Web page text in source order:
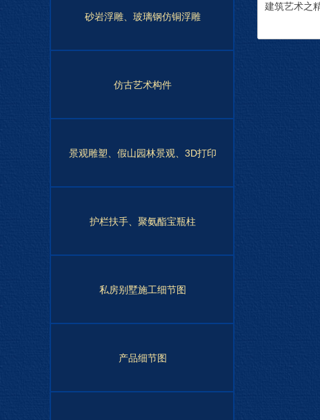
砂岩浮雕、玻璃钢仿铜浮雕
仿古艺术构件
景观雕塑、假山园林景观、3D打印
护栏扶手、聚氨酯宝瓶柱
私房别墅施工细节图
产品细节图
建筑艺术之